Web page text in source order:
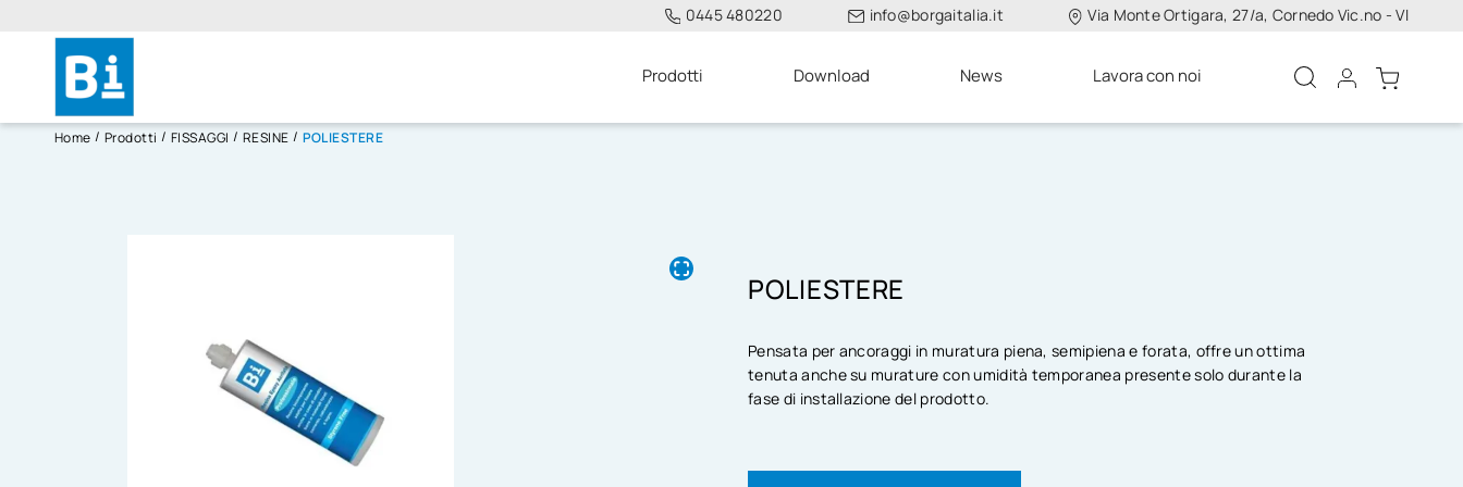
0445 480220 info@borgaitalia.it Via Monte Ortigara, 27/a, Cornedo Vic.no - VI
Prodotti Download News Lavora con noi
Home Prodotti FISSAGGI RESINE POLIESTERE
POLIESTERE
Pensata per ancoraggi in muratura piena, semipiena e forata, offre un ottima
tenuta anche su murature con umidità temporanea presente solo durante la
fase di installazione del prodotto.